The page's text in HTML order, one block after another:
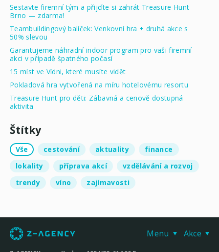
Sestavte firemní tým a přijďte si zahrát Treasure Hunt
Brno — zdarma!
Teambuildingový balíček: Venkovní hra + druhá akce s
50% slevou
Garantujeme náhradní indoor program pro vaši firemní
akci v případě špatného počasí
15 míst ve Vídni, které musíte vidět
Pokladová hra vytvořená na míru hotelovému resortu
Treasure Hunt pro děti: Zábavná a cenově dostupná
aktivita
Štítky
Vše cestování aktuality
finance
lokality
příprava akcí
vzdělávání a rozvoj
trendy
víno zajímavosti
Menu Akce